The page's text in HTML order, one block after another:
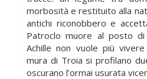
morbosità e restituito alla
antichi riconobbero e
Patroclo muore al posto di
Achille non vuole più
mura di Troia si profilano
oscurano l’ormai usurata